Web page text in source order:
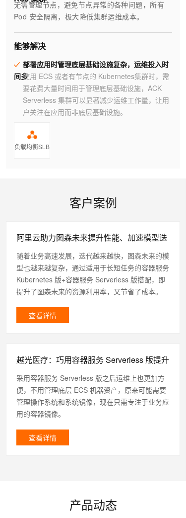
无需管理节点，避免节点异常的各种问题，所有
Pod 安全隔离，极大降低集群运维成本。
能够解决
部署应用时管理底层基础设施复杂，运维投入时
间多使用 ECS 或者有节点的 Kubernetes集群时，需
要花费大量时间用于管理底层基础设施，ACK
Serverless 集群可以显著减少运维工作量，让用
户关注在应用而非底层基础设施。
负载均衡SLB
客户案例
阿里云助力图森未来提升性能、加速模型迭
随着业务高速发展，迭代越来越快，图森未来的模
型也越来越复杂，通过适用于长短任务的容器服务
Kubernetes 版+容器服务 Serverless 版搭配，即
提升了图森未来的资源利用率，又节省了成本。
查看详情
越光医疗：巧用容器服务 Serverless 版提升
采用容器服务 Serverless 版之后运维上也更加方
便，不用管理底层 ECS 机器资产，原来可能需要
管理操作系统和系统镜像，现在只需专注于业务应
用的容器镜像。
查看详情
产品动态